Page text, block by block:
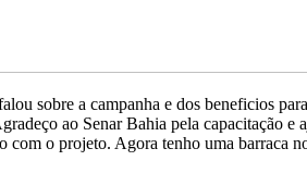
sobre a campanha e dos beneficios
ao Senar Bahia pela capacitação
com o projeto. Agora tenho uma barraca